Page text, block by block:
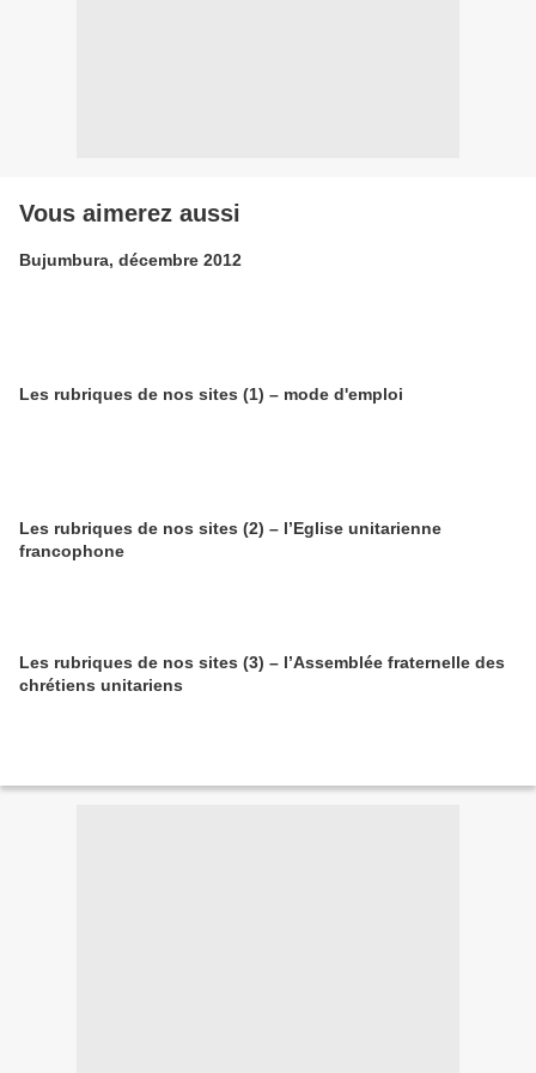
Vous aimerez aussi
Bujumbura, décembre 2012
Les rubriques de nos sites (1) – mode d'emploi
Les rubriques de nos sites (2) – l’Eglise unitarienne
francophone
Les rubriques de nos sites (3) – l’Assemblée fraternelle des
chrétiens unitariens